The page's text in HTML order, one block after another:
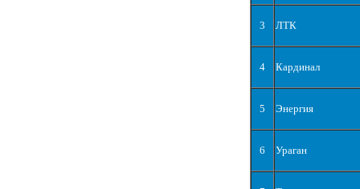
3 ЛТК
4 Кардинал
5 Энергия
6 Ураган